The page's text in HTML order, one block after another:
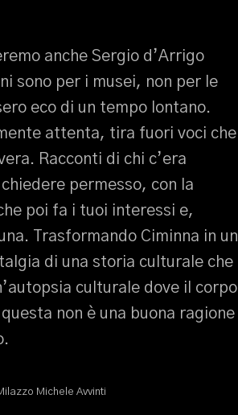
anche Sergio d’Arrigo
sono per i musei, non per le
eco di un tempo lontano.
attenta, tira fuori voci che
Racconti di chi c’era
permesso, con la
poi fa i tuoi interessi e,
Trasformando Ciminna in un
di una storia culturale che
culturale dove il corpo
non è una buona ragione
Michele Avvinti